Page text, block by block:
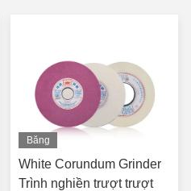
Băng
hình
White Corundum Grinder
Trình nghiền trượt trượt